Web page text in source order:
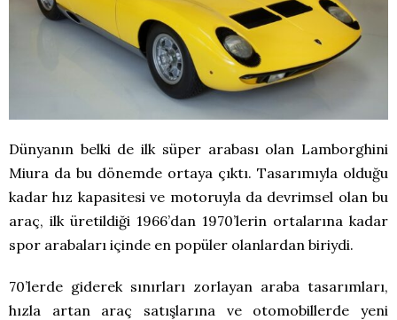
Dünyanın belki de ilk süper arabası olan Lamborghini
Miura da bu dönemde ortaya çıktı. Tasarımıyla olduğu
kadar hız kapasitesi ve motoruyla da devrimsel olan bu
araç, ilk üretildiği 1966’dan 1970’lerin ortalarına kadar
spor arabaları içinde en popüler olanlardan biriydi.
70’lerde giderek sınırları zorlayan araba tasarımları,
hızla artan araç satışlarına ve otomobillerde yeni